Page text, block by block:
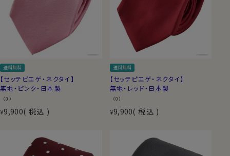
両剣先ともセッテピエゲ縫製
一般的には、大検(大きい方の
剣先)だけがセッテピエゲ縫製
(7つ折り)のものが多いです
が、ozieの当商品は、大検・小
剣ともセッテピエゲ縫製です。
表生地・裏生地が同じ生地
生地のことが多いですが、
ozieのセッテピエゲのネクタ
なつくりです。
送料無料
【セッテピエゲ・ネクタイ】
無地・ピンク・日本製
（0）
¥9,900 税込
送料無料
【セッテピエゲ・ネクタイ】
無地・レッド・日本製
（0）
¥9,900 税込